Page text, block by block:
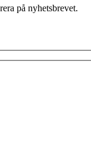
på nyhetsbrevet.